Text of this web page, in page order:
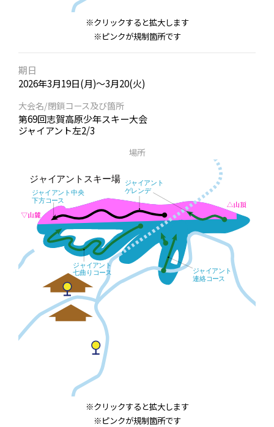
※クリックすると拡大します
※ピンクが規制箇所です
期日
2026年3月19日(月)～3月20(火)
大会名/閉鎖コース及び箇所
第69回志賀高原少年スキー大会
ジャイアント左2/3
場所
※クリックすると拡大します
※ピンクが規制箇所です